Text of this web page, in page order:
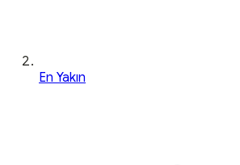
En Yakın